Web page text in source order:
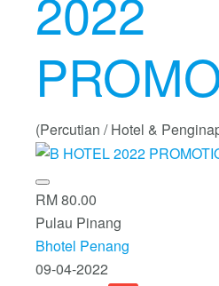
(Percutian / Hotel &
RM 80.00
Pulau Pinang
Bhotel Penang
09-04-2022